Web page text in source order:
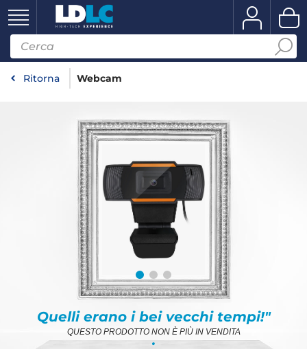
Ritorna Webcam
Quelli erano i bei vecchi tempi!"
QUESTO PRODOTTO NON È PIÙ IN VENDITA
.